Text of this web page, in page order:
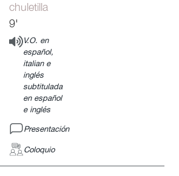
chuletilla
9'
V.O. en
español,
italian e
inglés
subtitulada
en español
e inglés
Presentación
Coloquio